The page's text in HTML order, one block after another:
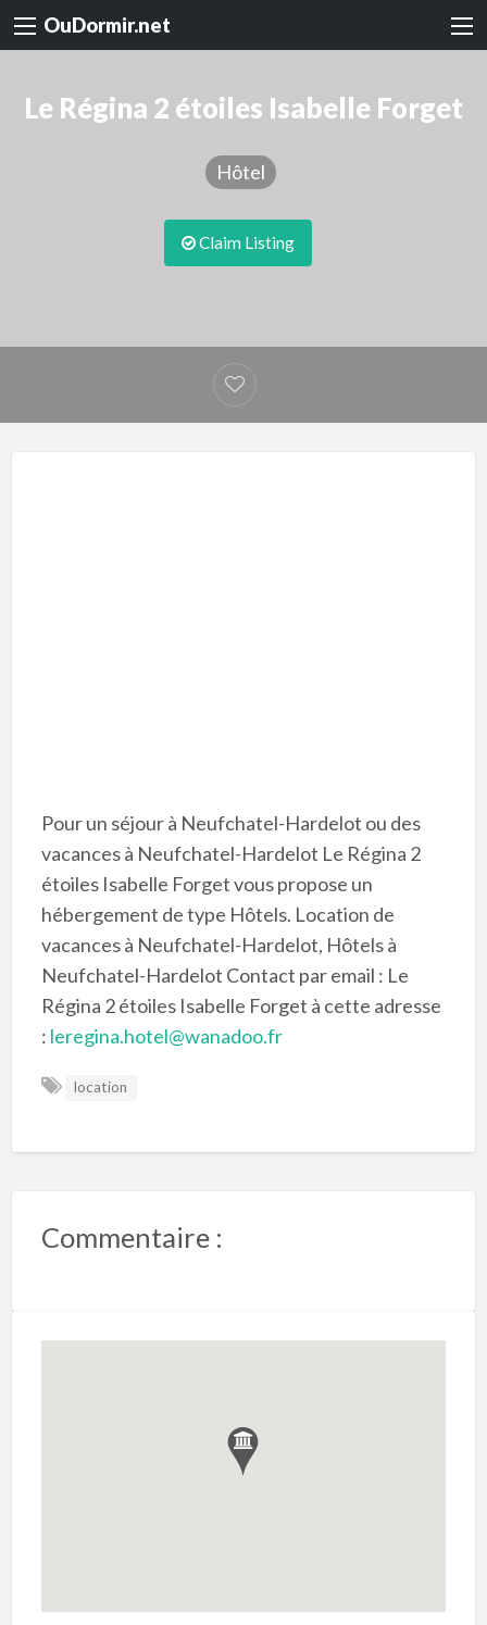
OuDormir.net
Le Régina 2 étoiles Isabelle Forget
Hôtel
Claim Listing
Pour un séjour à Neufchatel-Hardelot ou des
vacances à Neufchatel-Hardelot Le Régina 2
étoiles Isabelle Forget vous propose un
hébergement de type Hôtels. Location de
vacances à Neufchatel-Hardelot, Hôtels à
Neufchatel-Hardelot Contact par email : Le
Régina 2 étoiles Isabelle Forget à cette adresse
: leregina.hotel@wanadoo.fr
location
Commentaire :